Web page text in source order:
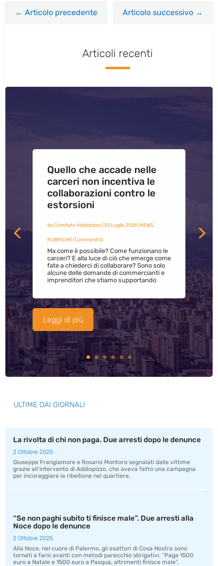
←Articolo precedente Articolo successivo→
Articoli recenti
Quello che accade nelle
carceri non incentiva le
collaborazioni contro le
estorsioni
da Comitato Addiopizzo| 25 Luglio 2026| NEWS,
RUBRICHE| Commenti 0
Ma come è possibile? Come funzionano le
carceri? E alla luce di ciò che emerge come
fate a chiederci di collaborare? Sono solo
alcune delle domande di commercianti e
imprenditori che stiamo supportando
Leggi di più
ULTIME DAI GIORNALI
La rivolta di chi non paga. Due arresti dopo le denunce
2 Ottobre 2025
Giuseppe Frangiamore e Rosario Montoro segnalati dalle vittime
grazie all’intervento di Addiopizzo, che aveva fatto una campagna
per incoraggiare la ribellione nel quartiere.
“Se non paghi subito ti finisce male”. Due arresti alla
Noce dopo le denunce
2 Ottobre 2025
Alla Noce, nel cuore di Palermo, gli esattori di Cosa Nostra sono
tornati a farsi avanti con metodi parecchio sbrigativi. “Paga 1500
euro a Natale e 1500 euro a Pasqua, altrimenti finisce male”.